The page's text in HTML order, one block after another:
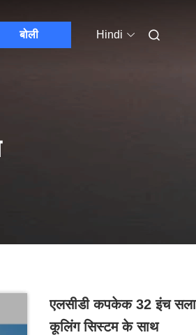
बोली Hindi
एलसीडी कपकेक 32 इंच
कूलिंग सिस्टम के साथ